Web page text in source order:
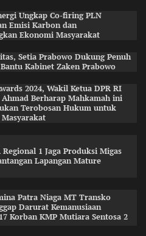
Ungkap Co-firing PLN
Emisi Karbon dan
Ekonomi Masyarakat
Setia Prabowo Dukung Penuh
Kabinet Zaken Prabowo
2024, Wakil Ketua DPR RI
Ahmad Berharap Mahkamah ini
Terobosan Hukum untuk
Regional 1 Jaga Produksi Migas
Lapangan Mature
Patra Niaga MT Transko
Darurat Kemanusiaan
Korban KMP Mutiara Sentosa 2